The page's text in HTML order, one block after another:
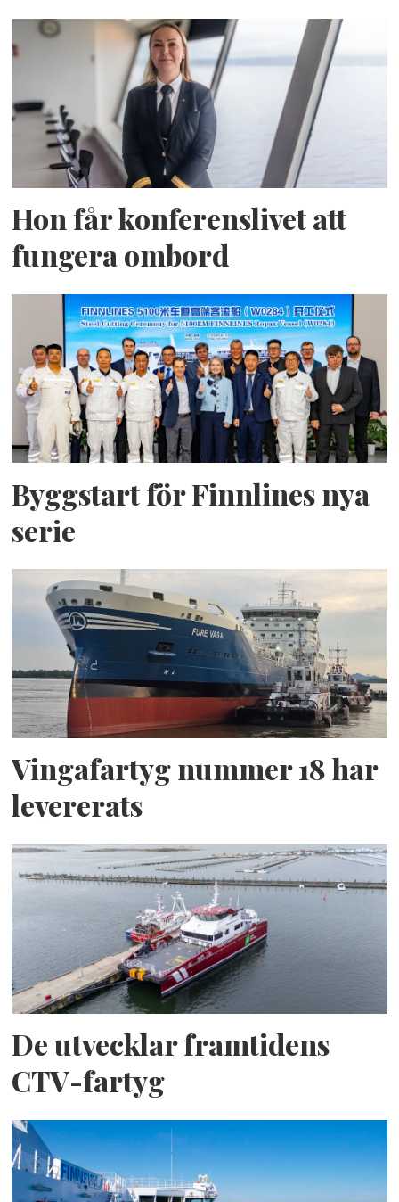
Hon får konferenslivet att
fungera ombord
Byggstart för Finnlines nya
serie
Vingafartyg nummer 18 har
levererats
De utvecklar framtidens
CTV-fartyg